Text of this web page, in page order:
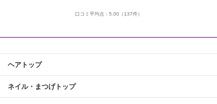
口コミ平均点： 5.00 （137件）
ヘアトップ
ネイル・まつげトップ